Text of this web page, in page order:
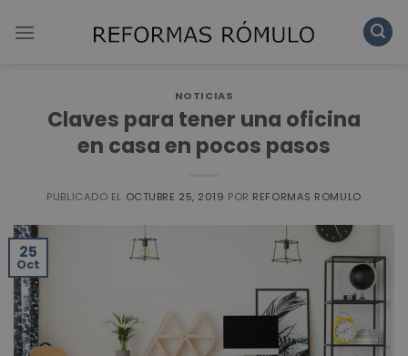
NOTICIAS
Claves para tener una oficina
en casa en pocos pasos
PUBLICADO EL OCTUBRE 25, 2019 POR REFORMAS ROMULO
25
Oct